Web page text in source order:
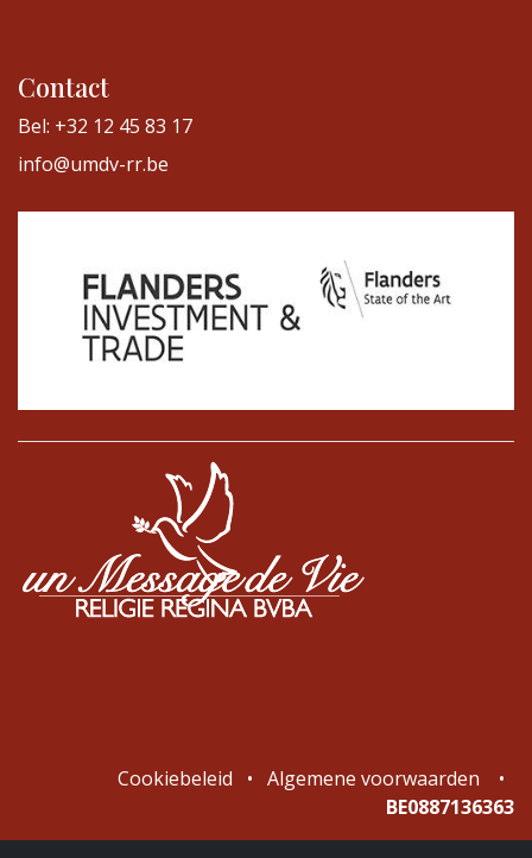
Contact
Bel: +32 12 45 83 17
info@umdv-rr.be
Cookiebeleid • Algemene voorwaarden
•
BE0887136363